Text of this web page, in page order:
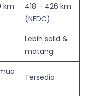
km
418 – 426 km
(NEDC)
Lebih solid &
matang
Tersedia